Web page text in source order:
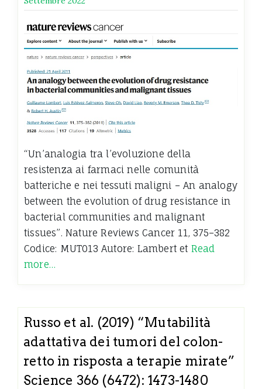
“Un’analogia tra l’evoluzione della
resistenza ai farmaci nelle comunità
batteriche e nei tessuti maligni – An analogy
between the evolution of drug resistance in
bacterial communities and malignant
tissues”. Nature Reviews Cancer 11, 375–382
Codice: MUT013 Autore: Lambert et Read
more…
Russo et al. (2019) “Mutabilità
adattativa dei tumori del colon-
retto in risposta a terapie mirate”
Science 366 (6472): 1473-1480